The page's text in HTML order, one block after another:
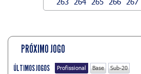
PRÓXIMO JOGO
ÚLTIMOS JOGOS Profissional Base Sub-20